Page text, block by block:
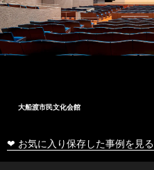
大船渡市民文化会館
❤ お気に入り保存した事例を見る